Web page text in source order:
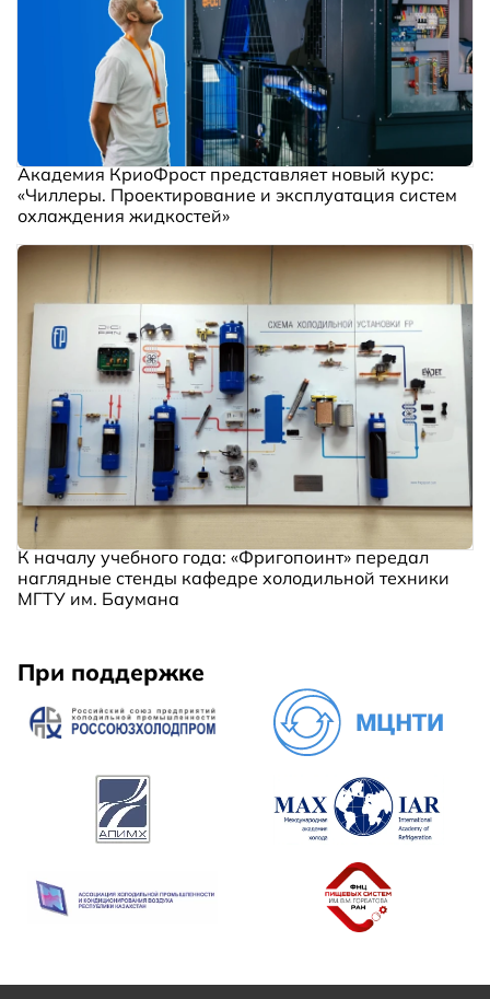
Академия КриоФрост представляет новый курс:
«Чиллеры. Проектирование и эксплуатация систем
охлаждения жидкостей»
К началу учебного года: «Фригопоинт» передал
наглядные стенды кафедре холодильной техники
МГТУ им. Баумана
При поддержке